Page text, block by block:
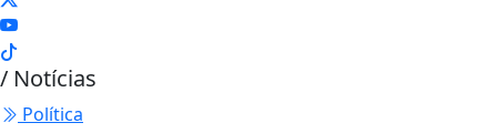
/ Notícias
Política